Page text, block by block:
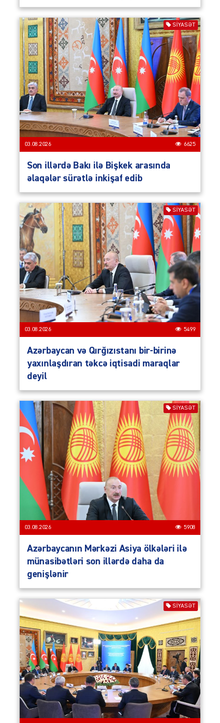
SIYASƏT
03.08.2026 6625
Son illərdə Bakı ilə Bişkek arasında
əlaqələr sürətlə inkişaf edib
SIYASƏT
03.08.2026 5499
Azərbaycan və Qırğızıstanı bir-birinə
yaxınlaşdıran təkcə iqtisadi maraqlar
deyil
SIYASƏT
03.08.2026 5908
Azərbaycanın Mərkəzi Asiya ölkələri ilə
münasibətləri son illərdə daha da
genişlənir
SIYASƏT